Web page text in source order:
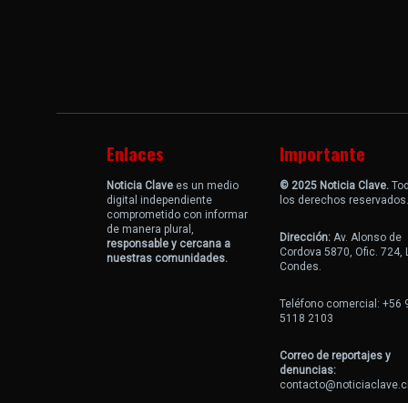
Enlaces
Noticia Clave es un medio
digital independiente
comprometido con informar
de manera plural,
responsable y cercana a
nuestras comunidades.
Importante
© 2025 Noticia Clave.
los derechos reservados.
Dirección: Av. Alonso de
Cordova 5870, Ofic. 724,
Condes.
Teléfono comercial: +56
5118 2103
Correo de reportajes y
denuncias: